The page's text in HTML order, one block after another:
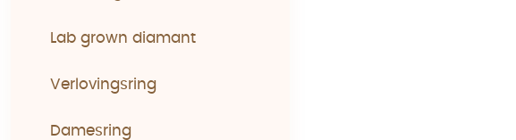
Lab grown diamant
Verlovingsring
Damesring